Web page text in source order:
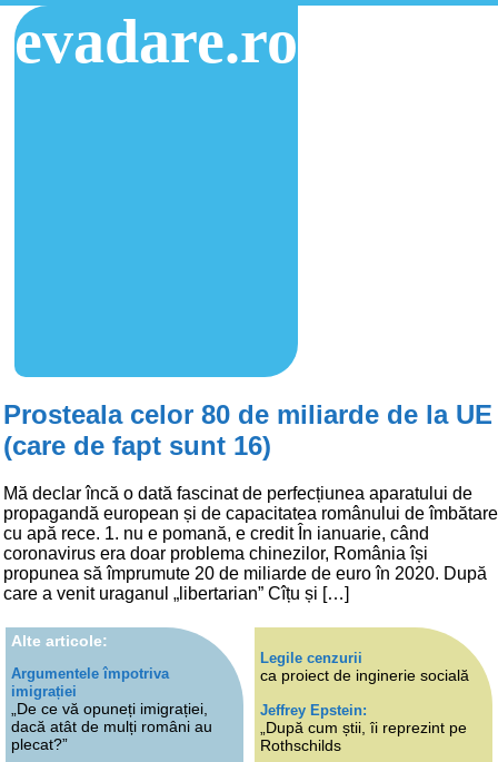
evadare.ro
Prosteala celor 80 de miliarde de la UE
(care de fapt sunt 16)
Mă declar încă o dată fascinat de perfecțiunea aparatului de
propagandă european și de capacitatea românului de îmbătare
cu apă rece. 1. nu e pomană, e credit În ianuarie, când
coronavirus era doar problema chinezilor, România își
propunea să împrumute 20 de miliarde de euro în 2020. După
care a venit uraganul „libertarian” Cîțu și […]
Alte articole:
Argumentele împotriva
imigrației
„De ce vă opuneți imigrației,
dacă atât de mulți români au
plecat?”
Legile cenzurii
ca proiect de inginerie socială
Jeffrey Epstein:
„După cum știi, îi reprezint pe
Rothschilds